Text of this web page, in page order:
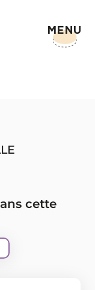
MENU
cette